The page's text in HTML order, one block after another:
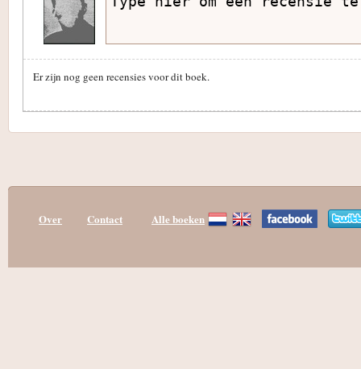
Er zijn nog geen recensies voor dit boek.
Over Contact Alle boeken